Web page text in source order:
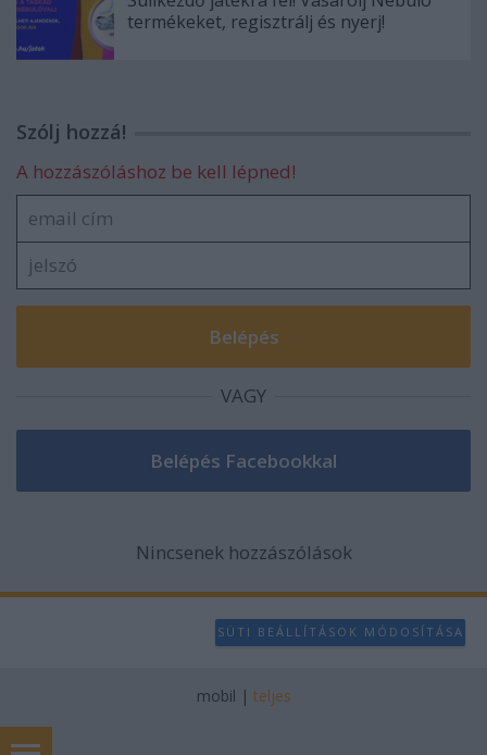
termékeket, regisztrálj és nyerj!
Szólj hozzá!
A hozzászóláshoz be kell lépned!
VAGY
Nincsenek hozzászólások
SÜTI BEÁLLÍTÁSOK MÓDOSÍTÁSA
mobil | teljes